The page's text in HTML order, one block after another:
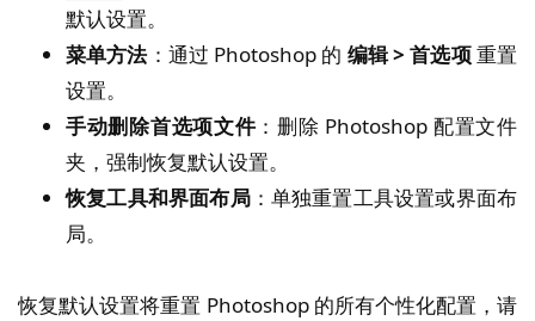
默认设置。
菜单方法：通过 Photoshop 的 编辑 > 首选项重置
设置。
手动删除首选项文件 ：删除 Photoshop 配置文件
夹，强制恢复默认设置。
恢复工具和界面布局：单独重置工具设置或界面布
局。
恢复默认设置将重置 Photoshop 的所有个性化配置，请